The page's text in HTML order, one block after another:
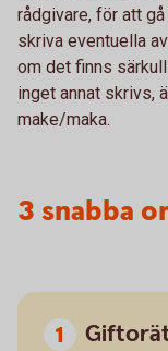
rådgivare, för att
skriva eventuella
om det finns
inget annat skrivs,
make/maka.
3 snabba